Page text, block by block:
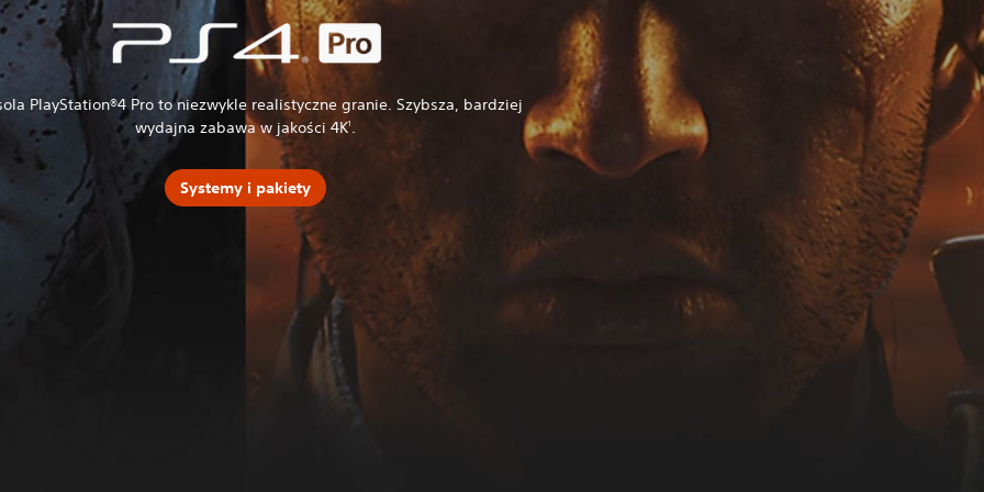
PlayStation®4 Pro to niezwykle realistyczne granie. Szybsza, bardziej
wydajna zabawa w jakości 4K1 .
Systemy i pakiety